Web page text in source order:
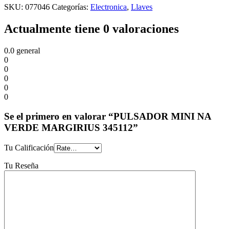
SKU: 077046 Categorías: Electronica, Llaves
Actualmente tiene 0 valoraciones
0.0 general
0
0
0
0
0
Se el primero en valorar “PULSADOR MINI NA
VERDE MARGIRIUS 345112”
Tu Calificación
Tu Reseña